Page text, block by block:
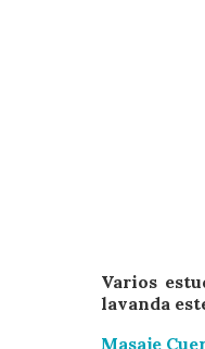
Varios
lavanda
Masaje